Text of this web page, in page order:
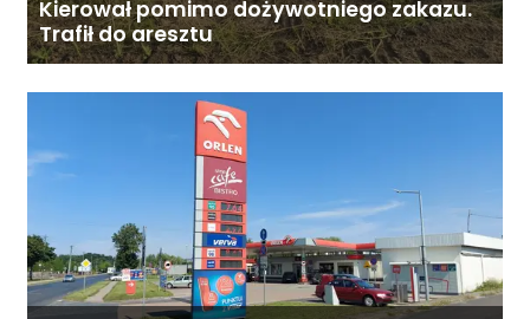
Kierował pomimo dożywotniego zakazu.
Trafił do aresztu